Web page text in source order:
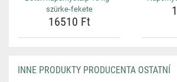
szürke-fekete
16510 Ft
INNE PRODUKTY PRODUCENTA OSTATNÍ